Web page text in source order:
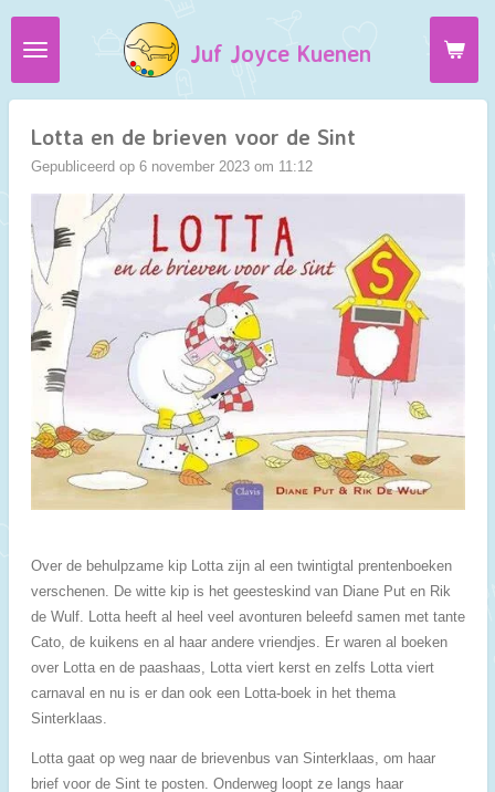
Ga
direct
de
Juf Joyce Kuenen
Lotta en de brieven voor de Sint
Gepubliceerd op 6 november 2023 om 11:12
Over de behulpzame kip Lotta zijn al een twintigtal prentenboeken
verschenen. De witte kip is het geesteskind van Diane Put en Rik
de Wulf. Lotta heeft al heel veel avonturen beleefd samen met tante
Cato, de kuikens en al haar andere vriendjes. Er waren al boeken
over Lotta en de paashaas, Lotta viert kerst en zelfs Lotta viert
carnaval en nu is er dan ook een Lotta-boek in het thema
Sinterklaas.
Lotta gaat op weg naar de brievenbus van Sinterklaas, om haar
brief voor de Sint te posten. Onderweg loopt ze langs haar